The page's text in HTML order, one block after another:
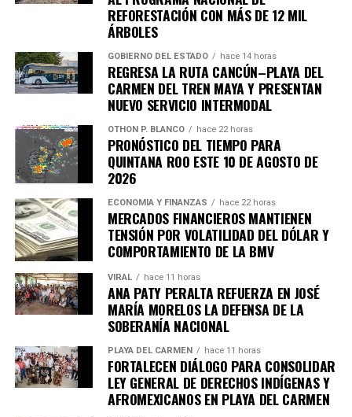
REFORESTACIÓN CON MÁS DE 12 MIL
ÁRBOLES
GOBIERNO DEL ESTADO hace 14 horas
REGRESA LA RUTA CANCÚN–PLAYA DEL
CARMEN DEL TREN MAYA Y PRESENTAN
NUEVO SERVICIO INTERMODAL
OTHON P. BLANCO hace 22 horas
PRONÓSTICO DEL TIEMPO PARA
QUINTANA ROO ESTE 10 DE AGOSTO DE
2026
ECONOMÍA Y FINANZAS hace 22 horas
MERCADOS FINANCIEROS MANTIENEN
TENSIÓN POR VOLATILIDAD DEL DÓLAR Y
COMPORTAMIENTO DE LA BMV
VIRAL hace 11 horas
ANA PATY PERALTA REFUERZA EN JOSÉ
MARÍA MORELOS LA DEFENSA DE LA
SOBERANÍA NACIONAL
PLAYA DEL CARMEN hace 11 horas
FORTALECEN DIÁLOGO PARA CONSOLIDAR
LEY GENERAL DE DERECHOS INDÍGENAS Y
AFROMEXICANOS EN PLAYA DEL CARMEN